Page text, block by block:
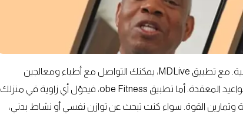
العناية بالصحة لم تعد تقتصر على العيادات أو الصالات الرياضية. مع تطبيق MDLive، يمكنك التواصل مع أطباء ومعالجين
نفسيين معتمدين وأنت في بيتك، دون الحاجة للانتظار أو المواعيد المعقدة. أما تطبيق obe Fitness، فيحوّل أي زاوية في منزلك
القوة. سواء كنت تبحث عن توازن نفسي أو نشاط بدني،